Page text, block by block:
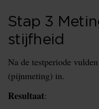
Stap 3
stijfheid
Na de testperiode
(pijnmeting) in.
Resultaat: